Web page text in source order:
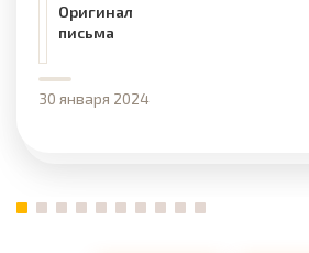
Оригинал
письма
30 января 2024